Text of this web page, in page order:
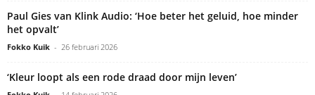
Paul Gies van Klink Audio: ‘Hoe beter het geluid, hoe minder
het opvalt’
Fokko Kuik - 26 februari 2026
‘Kleur loopt als een rode draad door mijn leven’